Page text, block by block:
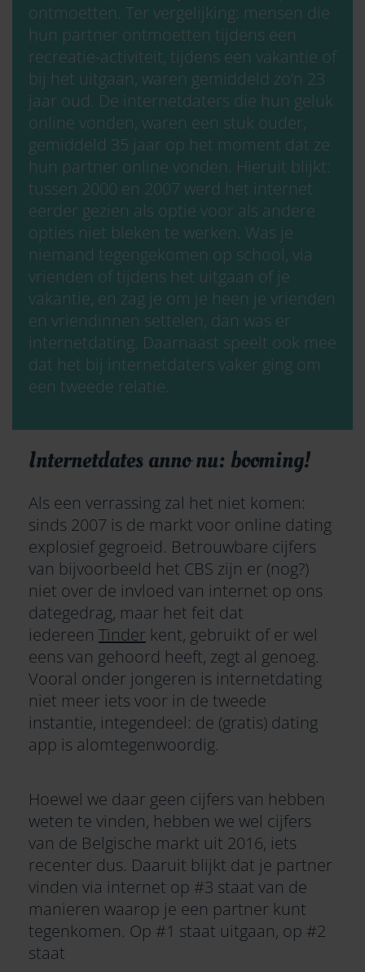
ontmoetten. Ter vergelijking: mensen die
hun partner ontmoetten tijdens een
recreatie-activiteit, tijdens een vakantie of
bij het uitgaan, waren gemiddeld zo’n 23
jaar oud. De internetdaters die hun geluk
online vonden, waren een stuk ouder,
gemiddeld 35 jaar op het moment dat ze
hun partner online vonden. Hieruit blijkt:
tussen 2000 en 2007 werd het internet
eerder gezien als optie voor als andere
opties niet bleken te werken. Was je
niemand tegengekomen op school, via
vrienden of tijdens het uitgaan of je
vakantie, en zag je om je heen je vrienden
en vriendinnen settelen, dan was er
internetdating. Daarnaast speelt ook mee
dat het bij internetdaters vaker ging om
een tweede relatie.
Internetdates anno nu: booming!
Als een verrassing zal het niet komen:
sinds 2007 is de markt voor online dating
explosief gegroeid. Betrouwbare cijfers
van bijvoorbeeld het CBS zijn er (nog?)
niet over de invloed van internet op ons
dategedrag, maar het feit dat
iedereen Tinder kent, gebruikt of er wel
eens van gehoord heeft, zegt al genoeg.
Vooral onder jongeren is internetdating
niet meer iets voor in de tweede
instantie, integendeel: de (gratis) dating
app is alomtegenwoordig.
Hoewel we daar geen cijfers van hebben
weten te vinden, hebben we wel cijfers
van de Belgische markt uit 2016, iets
recenter dus. Daaruit blijkt dat je partner
vinden via internet op #3 staat van de
manieren waarop je een partner kunt
tegenkomen. Op #1 staat uitgaan, op #2
staat